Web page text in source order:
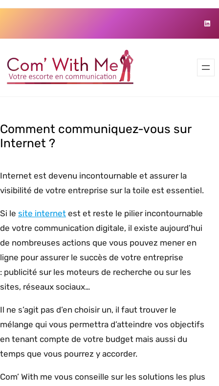
Comment communiquez-vous sur
Internet ?
Internet est devenu incontournable et assurer la
visibilité de votre entreprise sur la toile est essentiel.
Si le site internet est et reste le pilier incontournable
de votre communication digitale, il existe aujourd’hui
de nombreuses actions que vous pouvez mener en
ligne pour assurer le succès de votre entreprise
: publicité sur les moteurs de recherche ou sur les
sites, réseaux sociaux…
Il ne s’agit pas d’en choisir un, il faut trouver le
mélange qui vous permettra d’atteindre vos objectifs
en tenant compte de votre budget mais aussi du
temps que vous pourrez y accorder.
Com’ With me vous conseille sur les solutions les plus